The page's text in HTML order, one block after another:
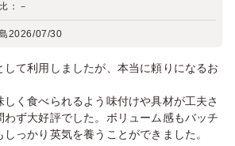
： －
2026/07/30
して利用しましたが、本当に頼りになるお
く食べられるよう味付けや具材が工夫さ
ず大好評でした。ボリューム感もバッチ
っかり英気を養うことができました。